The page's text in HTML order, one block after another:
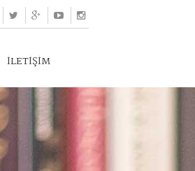
İLETİŞİM